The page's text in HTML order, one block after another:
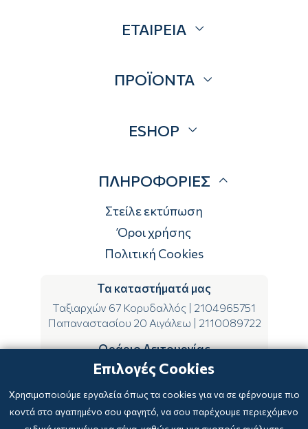
ΕΤΑΙΡΕΙΑ
Επικοινωνία
ΠΡΟΪΟΝΤΑ
Brands
ESHOP
Τρόποι αποστολής
Τρόποι πληρωμής
Επιστροφές
ΠΛΗΡΟΦΟΡΙΕΣ
Στείλε εκτύπωση
Όροι χρήσης
Πολιτική Cookies
Τα καταστήματά μας
Ταξιαρχών 67 Κορυδαλλός
2104965751
Παπαναστασίου 20 Αιγάλεω
2110089722
Ωράριο Λειτουργίας
ΔΕ-ΤΕ-ΣΑ 09:00-15:00
Επιλογές Cookies
Χρησιμοποιούμε εργαλεία όπως τα cookies για να σε φέρνουμε πιο
κοντά στο αγαπημένο σου φαγητό, να σου παρέχουμε περιεχόμενο